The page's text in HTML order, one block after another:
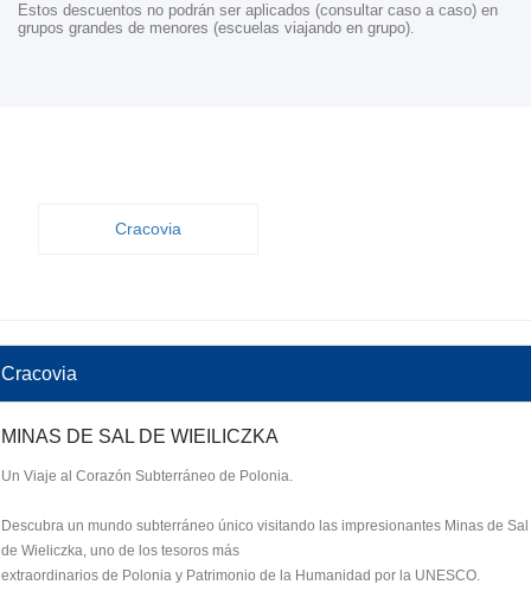
Estos descuentos no podrán ser aplicados (consultar caso a caso) en
grupos grandes de menores (escuelas viajando en grupo).
Cracovia
Cracovia
MINAS DE SAL DE WIEILICZKA
Un Viaje al Corazón Subterráneo de Polonia.
Descubra un mundo subterráneo único visitando las impresionantes Minas de Sal
de Wieliczka, uno de los tesoros más
extraordinarios de Polonia y Patrimonio de la Humanidad por la UNESCO.